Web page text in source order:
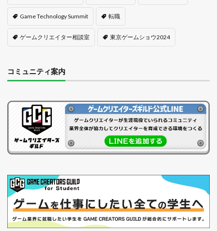
Game Technology Summit 転職
ゲームクリエイター相談室 東京ゲームショウ2024
コミュニティ案内